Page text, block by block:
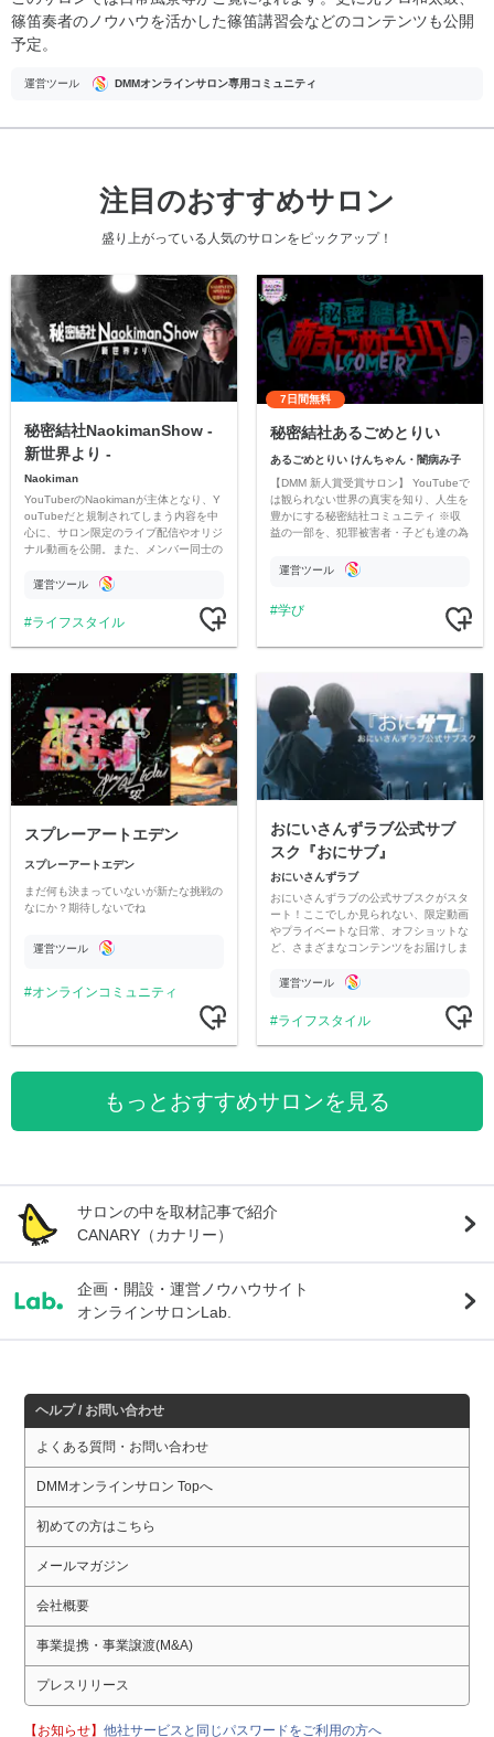
篠笛奏者のノウハウを活かした篠笛講習会などのコンテンツも公開
予定。
運営ツール DMMオンラインサロン専用コミュニティ
注目のおすすめサロン
盛り上がっている人気のサロンをピックアップ！
秘密結社NaokimanShow -
新世界より -
Naokiman
YouTuberのNaokimanが主体となり、Y
ouTubeだと規制されてしまう内容を中
心に、サロン限定のライブ配信やオリジ
ナル動画を公開。また、メンバー同士の
ただいています。
運営ツール
ライフスタイル
7日間無料
秘密結社あるごめとりい
あるごめとりい けんちゃん・闇病み子
【DMM 新人賞受賞サロン】 YouTubeで
は観られない世界の真実を知り、人生を
豊かにする秘密結社コミュニティ ※収
益の一部を、犯罪被害者・子ども達の為
す運営ツール
学び
スプレーアートエデン
スプレーアートエデン
まだ何も決まっていないが新たな挑戦の
なにか？期待しないでね
運営ツール
オンラインコミュニティ
おにいさんずラブ公式サブ
スク『おにサブ』
おにいさんずラブ
おにいさんずラブの公式サブスクがスタ
ート！ここでしか見られない、限定動画
やプライベートな日常、オフショットな
ど、さまざまなコンテンツをお届けしま
運営ツール
ライフスタイル
もっとおすすめサロンを見る
サロンの中を取材記事で紹介
CANARY（カナリー）
企画・開設・運営ノウハウサイト
オンラインサロンLab.
ヘルプ / お問い合わせ
よくある質問・お問い合わせ
DMMオンラインサロン Topへ
初めての方はこちら
メールマガジン
会社概要
事業提携・事業譲渡(M&A)
プレスリリース
【お知らせ】他社サービスと同じパスワードをご利用の方へ